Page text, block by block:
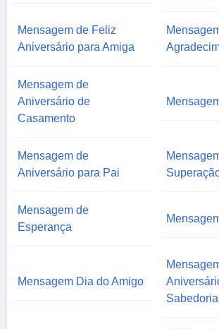
Mensagem de Feliz
Aniversário para Amiga
Mensagem de
Aniversário de
Casamento
Mensagem de
Aniversário para Pai
Mensagem de
Esperança
Mensagem Dia do Amigo
Sabedoria